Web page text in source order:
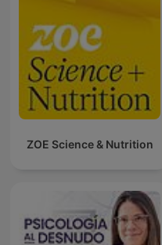
ZOE Science & Nutrition